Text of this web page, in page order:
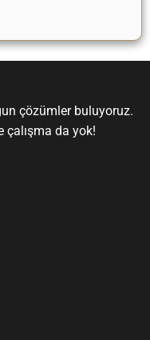
çözümler buluyoruz.
çalışma da yok!